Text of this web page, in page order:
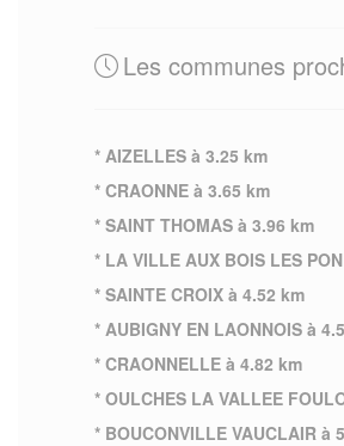
Les communes
* AIZELLES à 3.25 km
* CRAONNE à 3.65 km
* SAINT THOMAS à 3.96 km
* LA VILLE AUX BOIS LES
* SAINTE CROIX à 4.52 km
* AUBIGNY EN LAONNOIS à
* CRAONNELLE à 4.82 km
* OULCHES LA VALLEE
* BOUCONVILLE VAUCLAIR à